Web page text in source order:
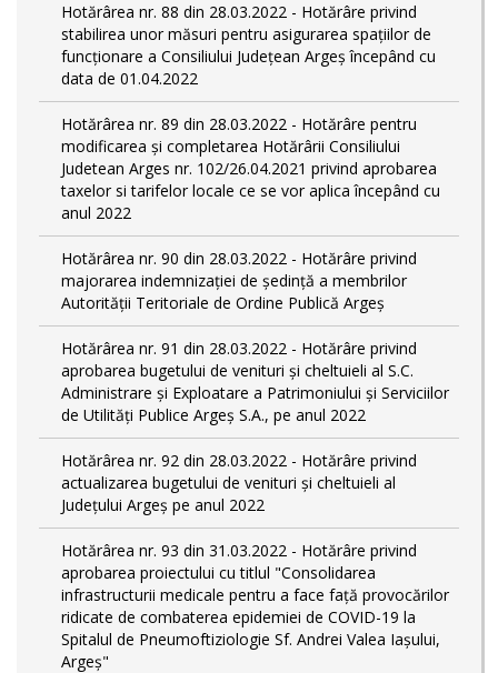
Hotărârea nr. 88 din 28.03.2022 - Hotărâre privind
stabilirea unor măsuri pentru asigurarea spațiilor de
funcționare a Consiliului Județean Argeș începând cu
data de 01.04.2022
Hotărârea nr. 89 din 28.03.2022 - Hotărâre pentru
modificarea și completarea Hotărârii Consiliului
Judetean Arges nr. 102/26.04.2021 privind aprobarea
taxelor si tarifelor locale ce se vor aplica începând cu
anul 2022
Hotărârea nr. 90 din 28.03.2022 - Hotărâre privind
majorarea indemnizației de ședință a membrilor
Autorității Teritoriale de Ordine Publică Argeș
Hotărârea nr. 91 din 28.03.2022 - Hotărâre privind
aprobarea bugetului de venituri și cheltuieli al S.C.
Administrare și Exploatare a Patrimoniului și Serviciilor
de Utilități Publice Argeș S.A., pe anul 2022
Hotărârea nr. 92 din 28.03.2022 - Hotărâre privind
actualizarea bugetului de venituri și cheltuieli al
Județului Argeș pe anul 2022
Hotărârea nr. 93 din 31.03.2022 - Hotărâre privind
aprobarea proiectului cu titlul "Consolidarea
infrastructurii medicale pentru a face față provocărilor
ridicate de combaterea epidemiei de COVID-19 la
Spitalul de Pneumoftiziologie Sf. Andrei Valea Iașului,
Argeș"